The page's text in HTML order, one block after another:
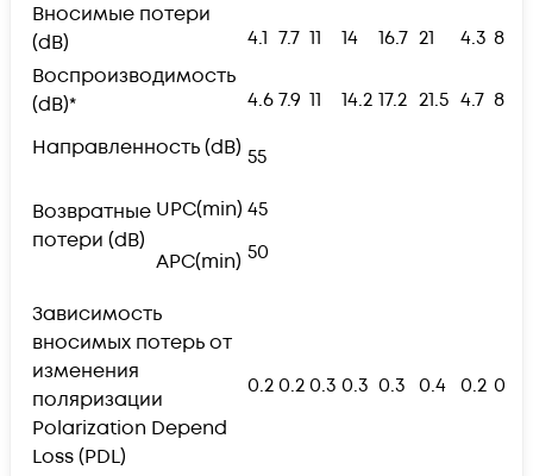
Вносимые потери
(dB)
4.1 7.7 11 14 16.7 21 4.3 8
Воспроизводимость
(dB)*
4.67.9 11 14.2 17.2 21.5 4.7 8.3
Направленность (dB) 55
Возвратные
потери (dB)
UPC(min) 45
APC(min) 50
Зависимость
вносимых потерь от
изменения
поляризации
Polarization Depend
Loss (PDL)
0.20.20.3 0.3 0.3 0.4 0.2 0.2